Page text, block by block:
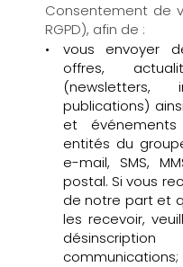
Consentement de
RGPD), afin de :
vous envoyer
offres,
publications)
et
entités du
e-mail, SMS,
postal. Si vous
de notre part et
les recevoir,
communications;